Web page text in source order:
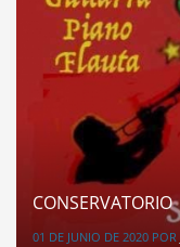
CONSERVATORIO
01 DE JUNIO DE 2020 POR